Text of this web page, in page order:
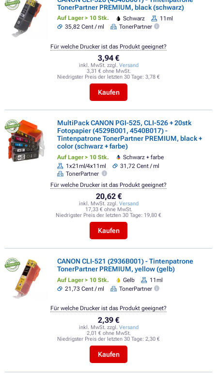
TonerPartner PREMIUM, black (schwarz)
Auf Lager > 10 Stk. Schwarz
11ml
35,82 Cent / ml
TonerPartner
3,94 €
inkl. MwSt. zzgl. Versand
3,31 € ohne MwSt.
Niedrigster Preis der letzten 30 Tage: 3,78 €
Kaufen
Für welche Drucker ist das Produkt geeignet?
MultiPack CANON PGI-525, CLI-526 + 20stk
Fotopapier (4529B001, 4540B017) -
Tintenpatrone TonerPartner PREMIUM, black +
color (schwarz + farbe)
Auf Lager > 10 Stk.
Schwarz + farbe
1x21ml/4x11ml
31,72 Cent / ml
TonerPartner
20,62 €
inkl. MwSt. zzgl. Versand
17,33 € ohne MwSt.
Niedrigster Preis der letzten 30 Tage: 19,80 €
Kaufen
Für welche Drucker ist das Produkt geeignet?
CANON CLI-521 (2936B001) - Tintenpatrone
TonerPartner PREMIUM, yellow (gelb)
Auf Lager > 10 Stk. Gelb
11ml
21,73 Cent / ml
TonerPartner
2,39 €
inkl. MwSt. zzgl. Versand
2,01 € ohne MwSt.
Niedrigster Preis der letzten 30 Tage: 2,30 €
Kaufen
Für welche Drucker ist das Produkt geeignet?